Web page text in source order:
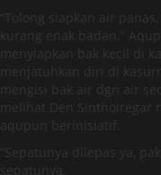
“Tolong siapkan air
kurang enak badan.”
menyiapkan bak kecil di
menjatuhkan diri di
mengisi bak air dgn air
melihat Den Sinthoiregar
aqupun berinisiatif.
“Sepatunya dilepas ya,
sepatunya.